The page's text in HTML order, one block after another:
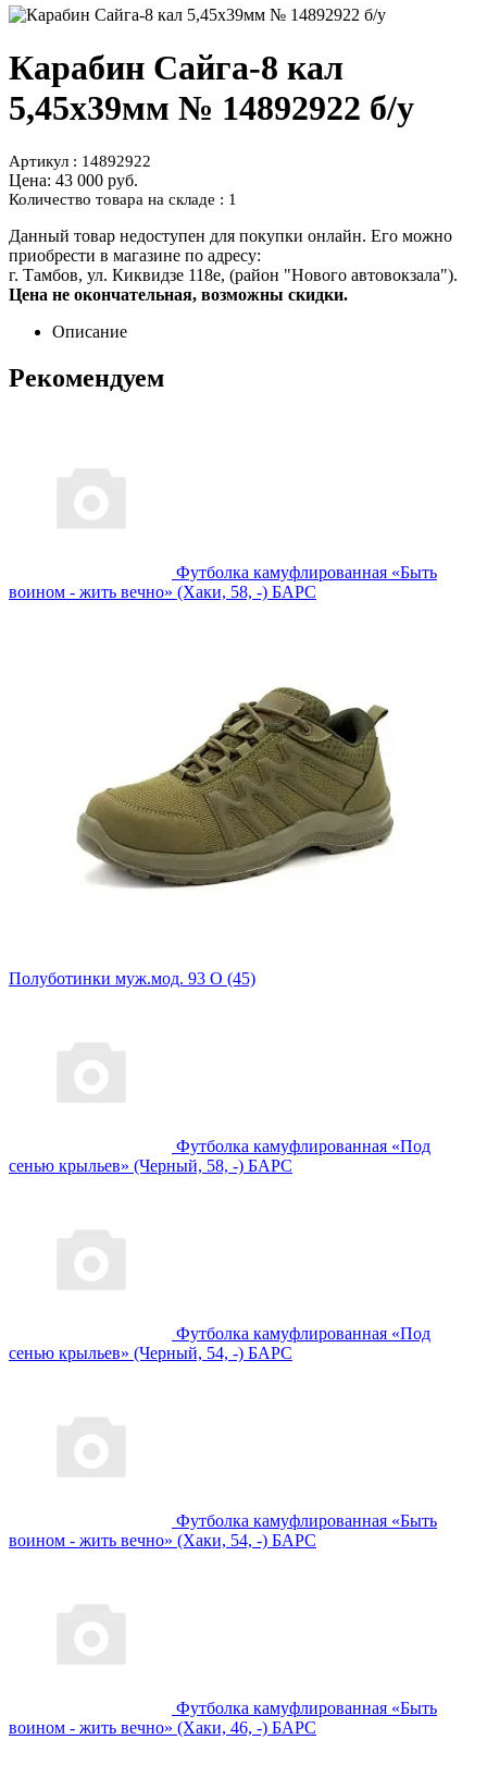
Карабин Сайга-8 кал
5,45х39мм № 14892922 б/у
Артикул : 14892922
Цена: 43 000 руб.
Количество товара на складе : 1
Данный товар недоступен для покупки онлайн. Его можно
приобрести в магазине по адресу:
г. Тамбов, ул. Киквидзе 118е, (район "Нового автовокзала").
Цена не окончательная, возможны скидки.
Описание
Рекомендуем
Футболка камуфлированная «Быть
воином - жить вечно» (Хаки, 58, -) БАРС
Полуботинки муж.мод. 93 О (45)
Футболка камуфлированная «Под
сенью крыльев» (Черный, 58, -) БАРС
Футболка камуфлированная «Под
сенью крыльев» (Черный, 54, -) БАРС
Футболка камуфлированная «Быть
воином - жить вечно» (Хаки, 54, -) БАРС
Футболка камуфлированная «Быть
воином - жить вечно» (Хаки, 46, -) БАРС